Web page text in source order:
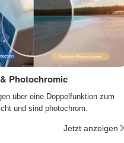
Photochromic
über eine Doppelfunktion zum
und sind photochrom.
Jetzt anzeigen